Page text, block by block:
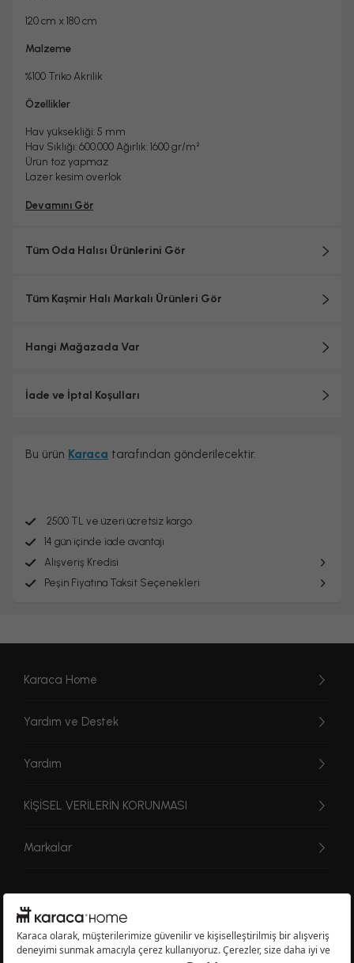
120 cm x 180 cm
Malzeme
%100 Triko Akrilik
Özellikler
Hav yüksekliği: 5 mm
Hav Sıklığı: 600.000 Ağırlık: 1600 gr/m²
Ürün toz yapmaz
Lazer kesim overlok
Devamını Gör
Tüm Oda Halısı Ürünlerini Gör
Tüm Kaşmir Halı Markalı Ürünleri Gör
Hangi Mağazada Var
İade ve İptal Koşulları
Bu ürün Karaca tarafından gönderilecektir.
2500 TL ve üzeri ücretsiz kargo
14 gün içinde iade avantajı
Alışveriş Kredisi
Peşin Fiyatına Taksit Seçenekleri
Karaca Home
Yardım ve Destek
Yardım
KİŞİSEL VERİLERİN KORUNMASI
Markalar